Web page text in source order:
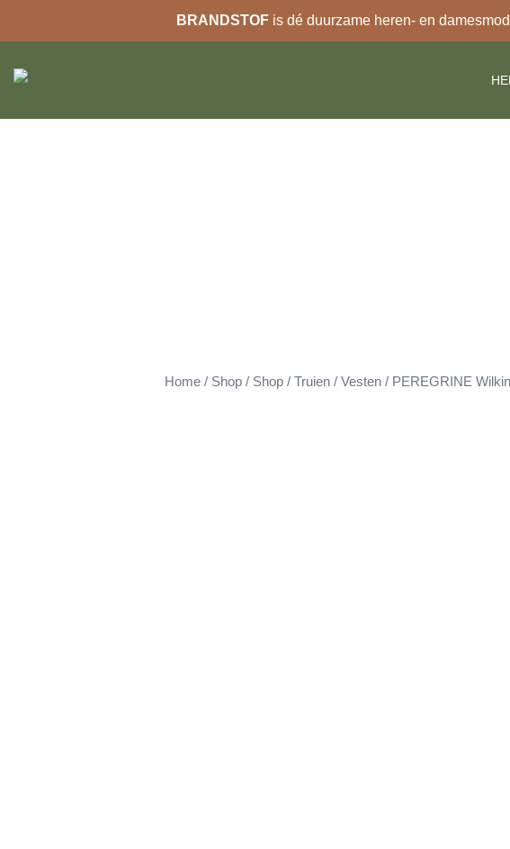
BRANDSTOFis dé duurzame heren- en
naar
inhoud
Home / Shop / Shop / Truien / Vesten / PEREGRINE